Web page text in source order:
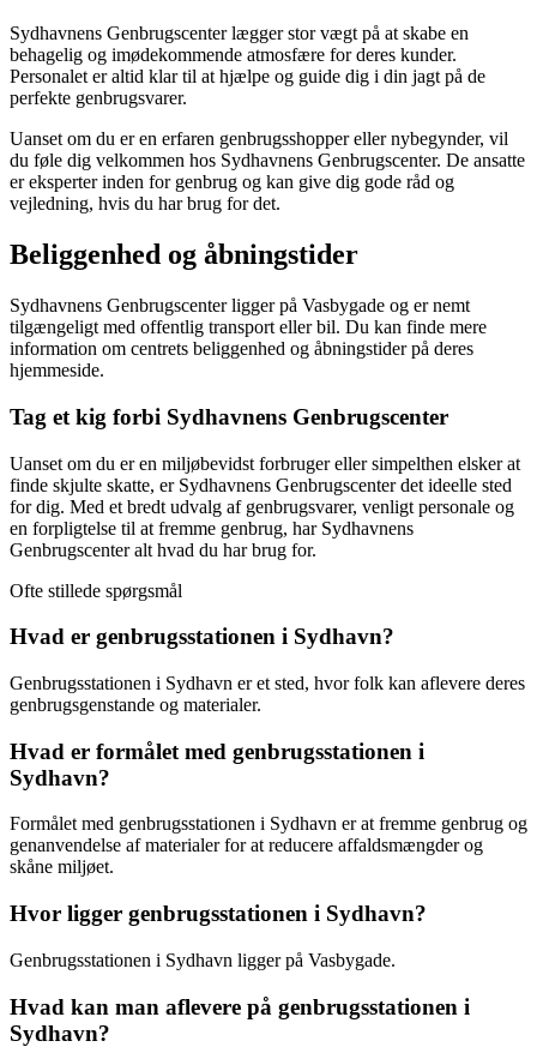
Sydhavnens Genbrugscenter lægger stor vægt på at skabe en
behagelig og imødekommende atmosfære for deres kunder.
Personalet er altid klar til at hjælpe og guide dig i din jagt på de
perfekte genbrugsvarer.
Uanset om du er en erfaren genbrugsshopper eller nybegynder, vil
du føle dig velkommen hos Sydhavnens Genbrugscenter. De ansatte
er eksperter inden for genbrug og kan give dig gode råd og
vejledning, hvis du har brug for det.
Beliggenhed og åbningstider
Sydhavnens Genbrugscenter ligger på Vasbygade og er nemt
tilgængeligt med offentlig transport eller bil. Du kan finde mere
information om centrets beliggenhed og åbningstider på deres
hjemmeside.
Tag et kig forbi Sydhavnens Genbrugscenter
Uanset om du er en miljøbevidst forbruger eller simpelthen elsker at
finde skjulte skatte, er Sydhavnens Genbrugscenter det ideelle sted
for dig. Med et bredt udvalg af genbrugsvarer, venligt personale og
en forpligtelse til at fremme genbrug, har Sydhavnens
Genbrugscenter alt hvad du har brug for.
Ofte stillede spørgsmål
Hvad er genbrugsstationen i Sydhavn?
Genbrugsstationen i Sydhavn er et sted, hvor folk kan aflevere deres
genbrugsgenstande og materialer.
Hvad er formålet med genbrugsstationen i
Sydhavn?
Formålet med genbrugsstationen i Sydhavn er at fremme genbrug og
genanvendelse af materialer for at reducere affaldsmængder og
skåne miljøet.
Hvor ligger genbrugsstationen i Sydhavn?
Genbrugsstationen i Sydhavn ligger på Vasbygade.
Hvad kan man aflevere på genbrugsstationen i
Sydhavn?